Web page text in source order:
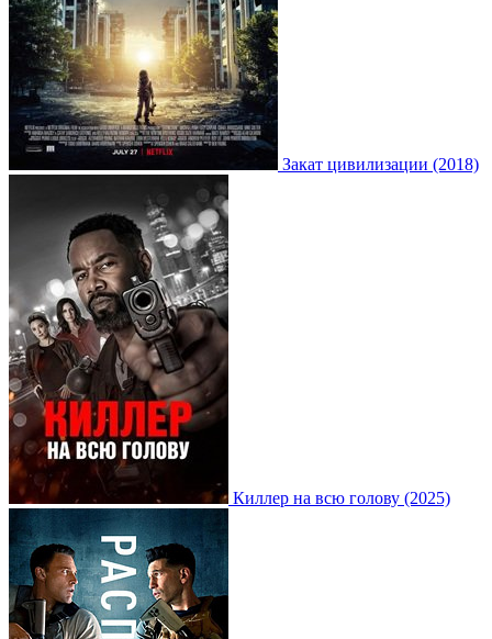
Закат цивилизации (2018)
Киллер на всю голову (2025)